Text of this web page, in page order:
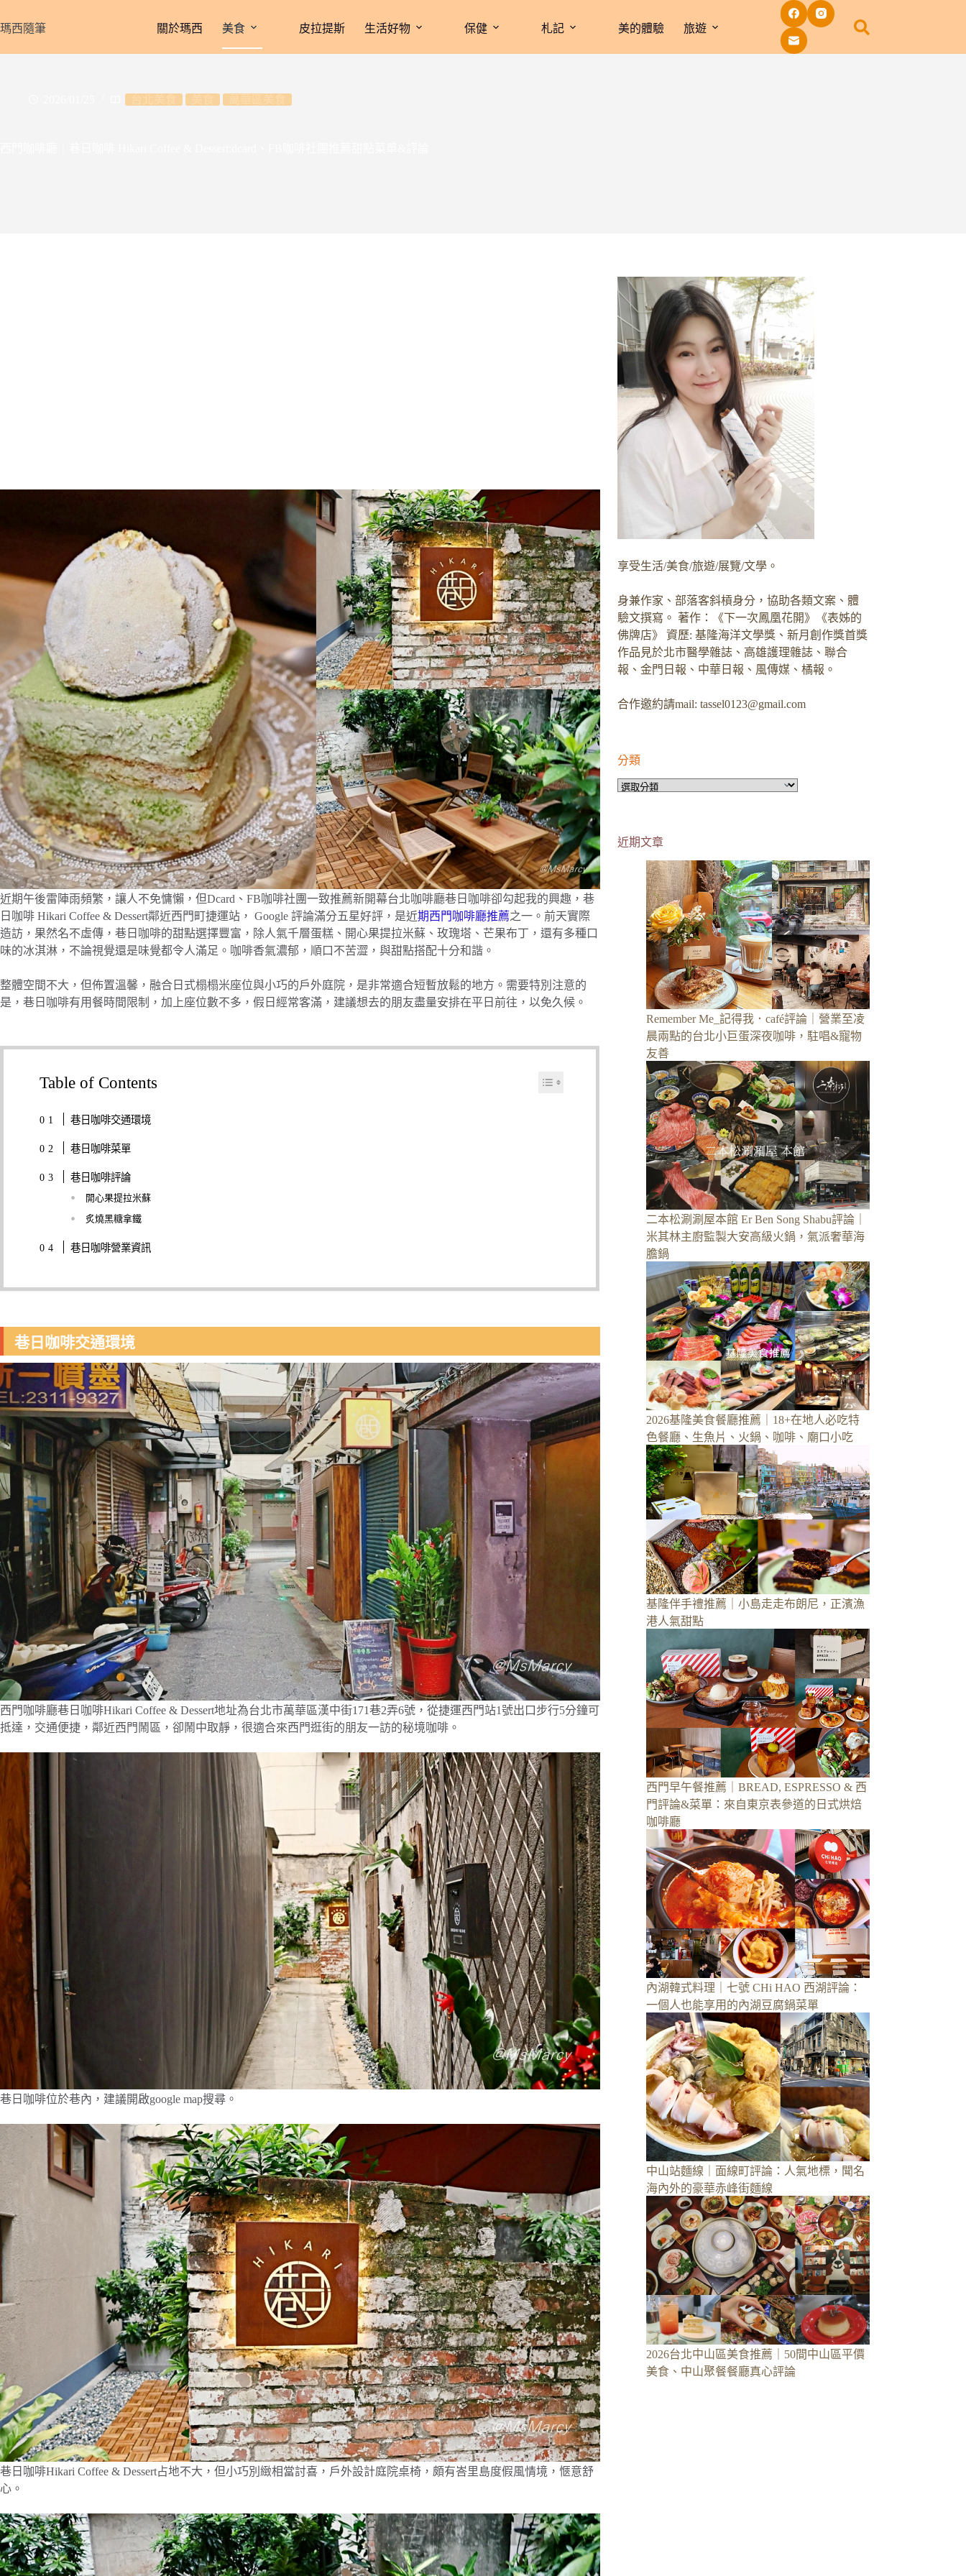
至
瑪西隨筆 關於瑪西 美食 皮拉提斯 生活好物 保健 札記 美的體驗 旅遊
近期午後雷陣雨頻繁，讓人不免慵懶，但Dcard、FB咖啡社團一致推薦新開幕台北咖啡廳巷日咖啡卻勾起我的興趣，巷
日咖啡 Hikari Coffee & Dessert鄰近西門町捷運站， Google 評論滿分五星好評，是近期西門咖啡廳推薦之一。前天實際
造訪，果然名不虛傳，巷日咖啡的甜點選擇豐富，除人氣千層蛋糕、開心果提拉米蘇、玫瑰塔、芒果布丁，還有多種口
味的冰淇淋，不論視覺還是味覺都令人滿足。咖啡香氣濃郁，順口不苦澀，與甜點搭配十分和諧。
整體空間不大，但佈置溫馨，融合日式榻榻米座位與小巧的戶外庭院，是非常適合短暫放鬆的地方。需要特別注意的
是，巷日咖啡有用餐時間限制，加上座位數不多，假日經常客滿，建議想去的朋友盡量安排在平日前往，以免久候。
Table of Contents
巷日咖啡交通環境
巷日咖啡菜單
巷日咖啡評論
開心果提拉米蘇
炙燒黑糖拿鐵
巷日咖啡營業資訊
巷日咖啡交通環境
西門咖啡廳巷日咖啡Hikari Coffee & Dessert地址為台北市萬華區漢中街171巷2弄6號，從捷運西門站1號出口步行5分鐘可
抵達，交通便捷，鄰近西門鬧區，卻鬧中取靜，很適合來西門逛街的朋友一訪的秘境咖啡。
巷日咖啡位於巷內，建議開啟google map搜尋。
巷日咖啡Hikari Coffee & Dessert占地不大，但小巧別緻相當討喜，戶外設計庭院桌椅，頗有峇里島度假風情境，愜意舒
心。
享受生活/美食/旅遊/展覽/文學。
身兼作家、部落客斜槓身分，協助各類文案、體
驗文撰寫。 著作：《下一次鳳凰花開》《表姊的
佛牌店》 資歷: 基隆海洋文學獎、新月創作獎首獎
作品見於北市醫學雜誌、高雄護理雜誌、聯合
報、金門日報、中華日報、風傳媒、橘報。
合作邀約請mail: tassel0123@gmail.com
分類
分
近期文章
Remember Me_記得我．café評論｜營業至凌
晨兩點的台北小巨蛋深夜咖啡，駐唱&寵物
友善
二本松涮涮屋本館 Er Ben Song Shabu評論｜
米其林主廚監製大安高級火鍋，氣派奢華海
膽鍋
2026基隆美食餐廳推薦｜18+在地人必吃特
色餐廳、生魚片、火鍋、咖啡、廟口小吃
基隆伴手禮推薦｜小島走走布朗尼，正濱漁
港人氣甜點
西門早午餐推薦｜BREAD, ESPRESSO & 西
門評論&菜單：來自東京表參道的日式烘焙
咖啡廳
內湖韓式料理｜七號 CHi HAO 西湖評論：
一個人也能享用的內湖豆腐鍋菜單
中山站麵線｜面線町評論：人氣地標，聞名
海內外的豪華赤峰街麵線
2026台北中山區美食推薦｜50間中山區平價
美食、中山聚餐餐廳真心評論